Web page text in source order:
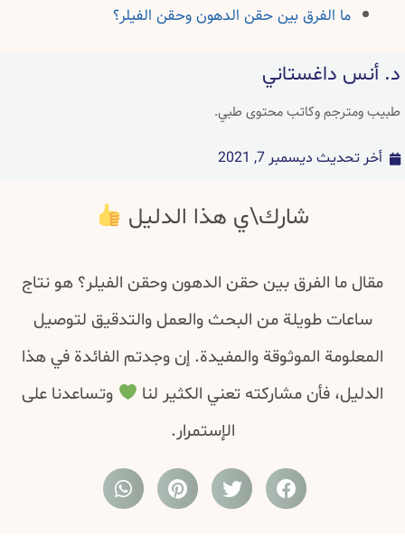
ما الفرق بين حقن الدهون وحقن الفيلر؟
د. أنس داغستاني
طبيب ومترجم وكاتب محتوى طبي.
أخر تحديث ديسمبر 7, 2021
شارك\ي هذا الدليل
مقال ما الفرق بين حقن الدهون وحقن الفيلر؟ هو نتاج
ساعات طويلة من البحث والعمل والتدقيق لتوصيل
المعلومة الموثوقة والمفيدة. إن وجدتم الفائدة في هذا
الدليل، فأن مشاركته تعني الكثير لنا
وتساعدنا على
الإستمرار.